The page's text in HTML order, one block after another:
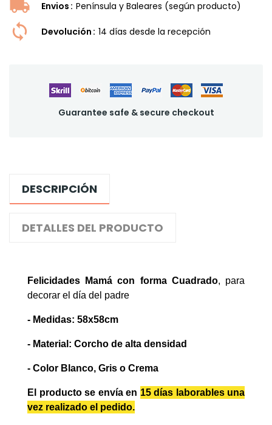
Envios Península y Baleares (según producto)
Devolución 14 dí­as desde la recepción
Guarantee safe & secure checkout
DESCRIPCIÓN
DETALLES DEL PRODUCTO
Felicidades Mamá con forma Cuadrado, para
decorar el día del padre
- Medidas: 58x58cm
- Material: Corcho de alta densidad
- Color Blanco, Gris o Crema
El producto se envía en 15 días laborablesuna
vez realizado el pedido.